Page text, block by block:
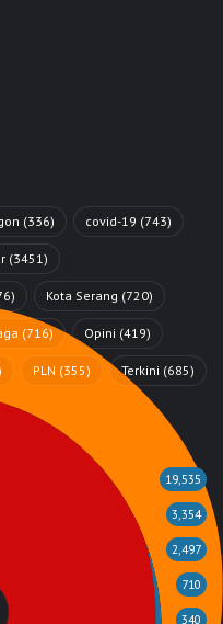
(336) covid-19 (743)
(3451)
Kota Serang (720)
(716) Opini (419)
PLN (355) Terkini (685)
19,535
3,354
2,497
710
340